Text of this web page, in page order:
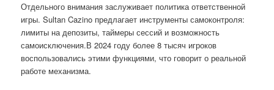
Отдельного внимания заслуживает политика ответственной
игры. Sultan Cazino предлагает инструменты самоконтроля:
лимиты на депозиты, таймеры сессий и возможность
самоисключения.В 2024 году более 8 тысяч игроков
воспользовались этими функциями, что говорит о реальной
работе механизма.